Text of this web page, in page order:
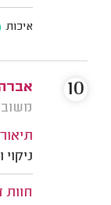
איכות
משוב: 19/05/
10